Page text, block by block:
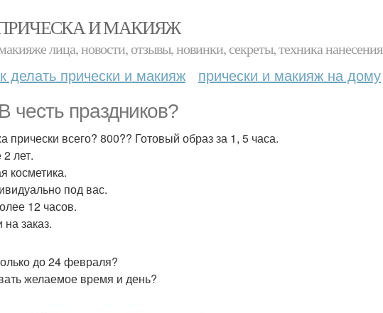
И МАКИЯЖ
лица, новости, отзывы, новинки, секреты, техника нанесения
делать прически и макияж прически и макияж на дому
честь праздников?
прически всего? 800?? Готовый образ за 1, 5 часа.
лет.
косметика.
под вас.
12 часов.
на заказ.
до 24 февраля?
желаемое время и день?